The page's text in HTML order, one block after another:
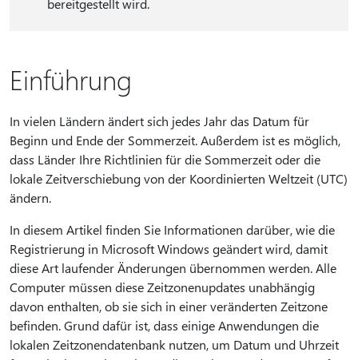
bereitgestellt wird.
Einführung
In vielen Ländern ändert sich jedes Jahr das Datum für
Beginn und Ende der Sommerzeit. Außerdem ist es möglich,
dass Länder Ihre Richtlinien für die Sommerzeit oder die
lokale Zeitverschiebung von der Koordinierten Weltzeit (UTC)
ändern.
In diesem Artikel finden Sie Informationen darüber, wie die
Registrierung in Microsoft Windows geändert wird, damit
diese Art laufender Änderungen übernommen werden. Alle
Computer müssen diese Zeitzonenupdates unabhängig
davon enthalten, ob sie sich in einer veränderten Zeitzone
befinden. Grund dafür ist, dass einige Anwendungen die
lokalen Zeitzonendatenbank nutzen, um Datum und Uhrzeit